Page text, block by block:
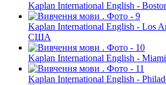
Kaplan International English -
Kaplan International English - Los
США
Kaplan International English -
Kaplan International English -